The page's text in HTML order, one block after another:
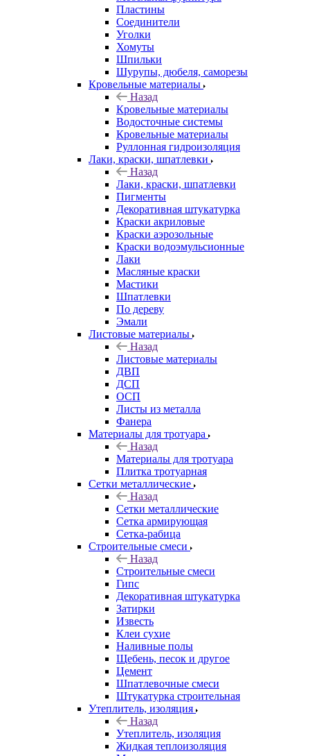
Пластины
Соединители
Уголки
Хомуты
Шпильки
Шурупы, дюбеля, саморезы
Кровельные материалы
Назад
Кровельные материалы
Водосточные системы
Кровельные материалы
Руллонная гидроизоляция
Лаки, краски, шпатлевки
Назад
Лаки, краски, шпатлевки
Пигменты
Декоративная штукатурка
Краски акриловые
Краски аэрозольные
Краски водоэмульсионные
Лаки
Масляные краски
Мастики
Шпатлевки
По дереву
Эмали
Листовые материалы
Назад
Листовые материалы
ДВП
ДСП
ОСП
Листы из металла
Фанера
Материалы для тротуара
Назад
Материалы для тротуара
Плитка тротуарная
Сетки металлические
Назад
Сетки металлические
Сетка армирующая
Сетка-рабица
Строительные смеси
Назад
Строительные смеси
Гипс
Декоративная штукатурка
Затирки
Известь
Клеи сухие
Наливные полы
Щебень, песок и другое
Цемент
Шпатлевочные смеси
Штукатурка строительная
Утеплитель, изоляция
Назад
Утеплитель, изоляция
Жидкая теплоизоляция